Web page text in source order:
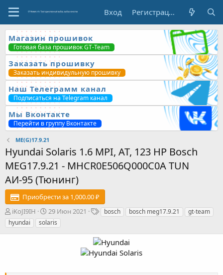
Вход Регистрация
Магазин прошивок
Готовая база прошивок GT-Team
Заказать прошивку
Заказать индивидульную прошивку
Наш Телеграмм канал
Подписаться на Telegram канал
Мы Вконтакте
Перейти в группу Вконтакте
ME(G)17.9.21
Hyundai Solaris 1.6 MPI, AT, 123 HP Bosch
MEG17.9.21 - MHCR0E506Q000C0A TUN
АИ-95 (Тюнинг)
Приобрести за 1,000.00 ₽
А
в
т
iKoJI9IH
Д
а
т
29 Июн 2021
Т
и
bosch bosch meg17.9.21
gt-team
hyundai
solaris